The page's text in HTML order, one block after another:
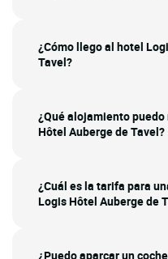
¿Cómo llego al hotel
Tavel?
¿Qué alojamiento
Hôtel Auberge de Tavel?
¿Cuál es la tarifa para
Logis Hôtel Auberge de
¿Puedo aparcar un